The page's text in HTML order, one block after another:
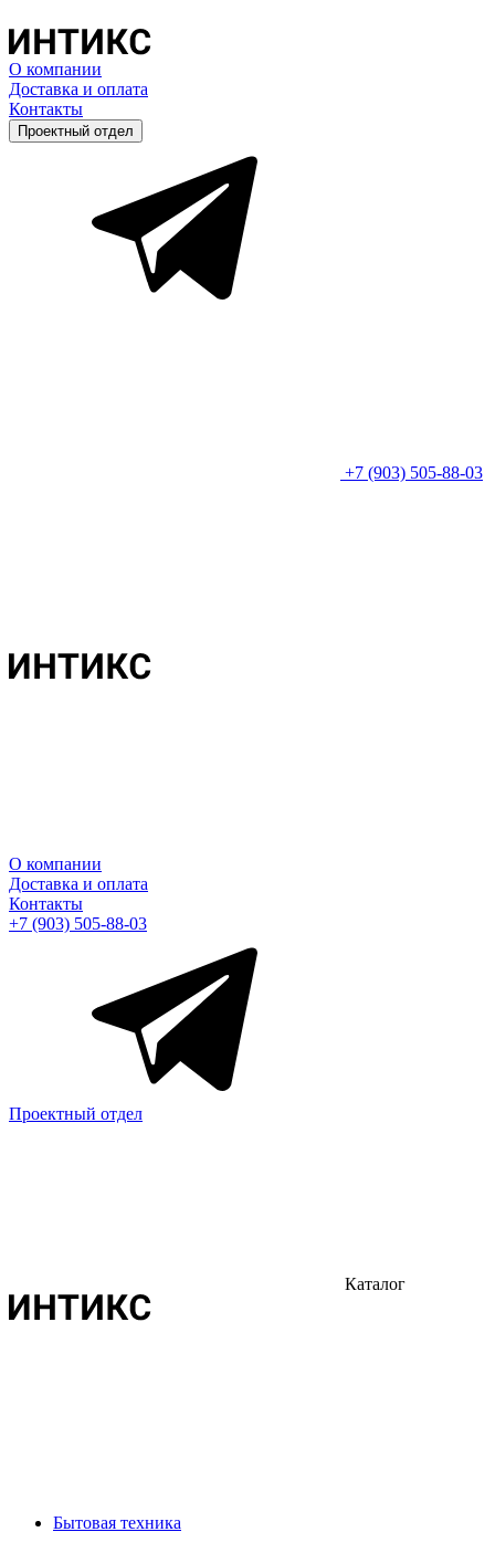
О компании
Доставка и оплата
Контакты
Проектный отдел
+7 (903) 505-88-03
О компании
Доставка и оплата
Контакты
+7 (903) 505-88-03
Проектный отдел
Каталог
Бытовая техника